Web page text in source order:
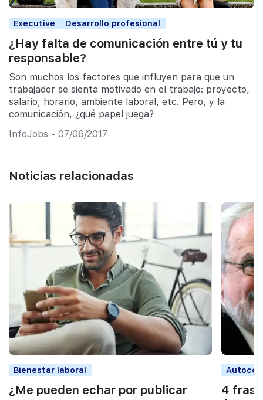
Executive Desarrollo profesional
¿Hay falta de comunicación entre tú y tu
responsable?
Son muchos los factores que influyen para que un
trabajador se sienta motivado en el trabajo: proyecto,
salario, horario, ambiente laboral, etc. Pero, y la
comunicación, ¿qué papel juega?
InfoJobs - 07/06/2017
Noticias relacionadas
Bienestar laboral
¿Me pueden echar por publicar
4